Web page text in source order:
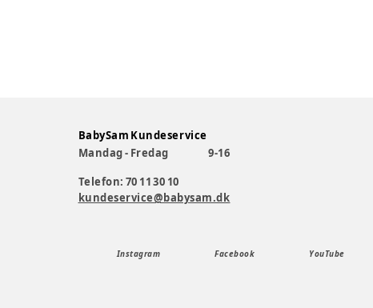
BabySam Kundeservice
Mandag - Fredag
9-16
Telefon: 70 11 30 10
kundeservice@babysam.dk
Instagram Facebook YouTube